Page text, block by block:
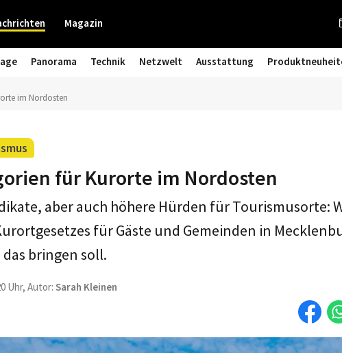
Magazin
Panorama Technik Netzwelt Ausstattung
im Nordosten
für Kurorte im Nordosten
aber auch höhere Hürden für Tourismusorte:
für Gäste und Gemeinden in
bringen soll.
Uhr, Autor: Sarah Kleinen